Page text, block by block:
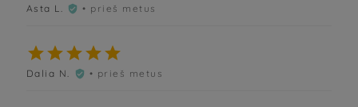
Asta L.  • prieš metus

Dalia N.  • prieš metus